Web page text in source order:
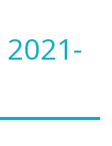
2021-